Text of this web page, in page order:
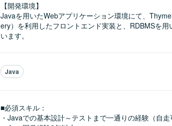
【開発環境】
Javaを用いたWebアプリケーション環境にて、
ery）を利用したフロントエンド実装と、RDBMSを
います。
Java
■必須スキル：
・Javaでの基本設計～テストまで一通りの経験（自走